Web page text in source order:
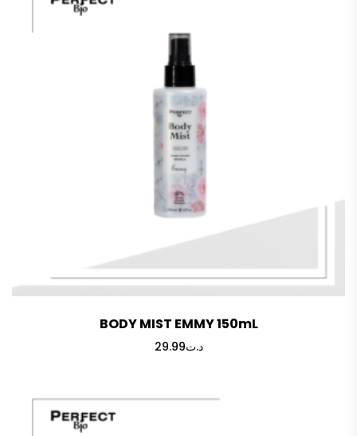
BODY MIST EMMY 150mL
د.ت29.99